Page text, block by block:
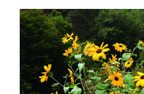
Soins et cosmétiques au naturel
Société et alternatives
Vivre l’écologie
Protéger la nature